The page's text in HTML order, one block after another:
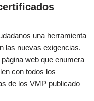
una herramienta
las nuevas exigencias.
web que enumera
con todos los
de los VMP publicado